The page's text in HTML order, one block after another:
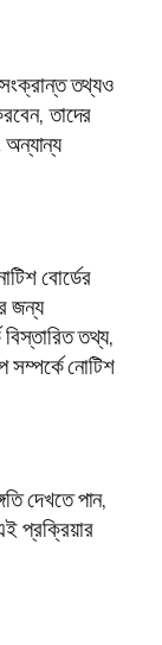
তথ্যও
তাদের
বোর্ডের
জন্য
তথ্য,
সম্পর্কে নোটিশ
দেখতে পান,
প্রক্রিয়ার